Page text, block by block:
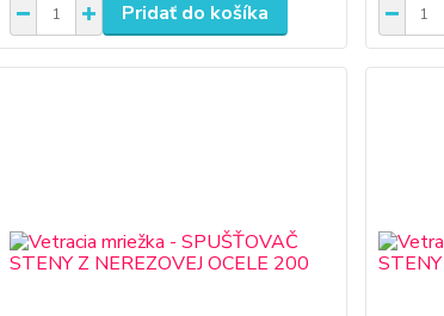
Pridať do košíka